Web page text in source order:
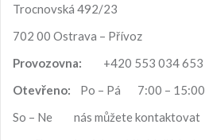
n
Trocnovská 492/23
702 00 Ostrava – Přívoz
Provozovna:
+420 553 034 653
Otevřeno: Po – Pá 7:00 – 15:00
So – Ne nás můžete kontaktovat